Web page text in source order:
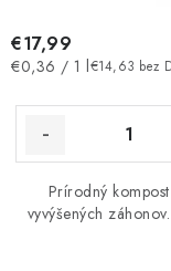
€14,63 bez
€17,99
Jednotková
€0,36 / 1 l
Prírodný
vyvýšených